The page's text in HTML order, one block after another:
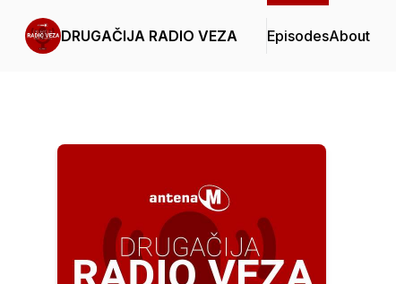
DRUGAČIJA RADIO VEZA EpisodesAbout